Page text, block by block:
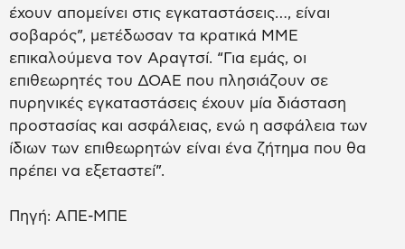
έχουν απομείνει στις εγκαταστάσεις…, είναι
σοβαρός”, μετέδωσαν τα κρατικά ΜΜΕ
επικαλούμενα τον Αραγτσί. “Για εμάς, οι
επιθεωρητές του ΔΟΑΕ που πλησιάζουν σε
πυρηνικές εγκαταστάσεις έχουν μία διάσταση
προστασίας και ασφάλειας, ενώ η ασφάλεια των
ίδιων των επιθεωρητών είναι ένα ζήτημα που θα
πρέπει να εξεταστεί”.
Πηγή: ΑΠΕ-ΜΠΕ